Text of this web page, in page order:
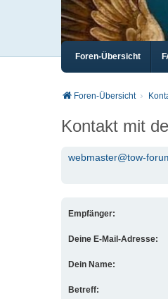
Foren-Übersicht
Foren-Übersicht
Kontakt mit
webmaster@tow-
Empfänger:
Deine E-Mail-Adresse:
Dein Name:
Betreff: